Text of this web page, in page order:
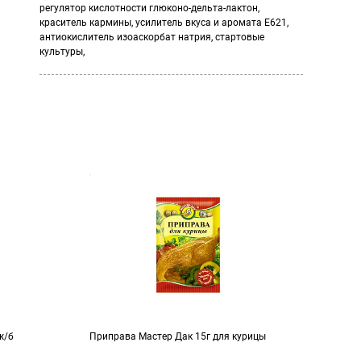
регулятор кислотности глюконо-дельта-лактон,
краситель кармины, усилитель вкуса и аромата Е621,
антиокислитель изоаскорбат натрия, стартовые
культуры,
б Приправа Мастер Дак 15г для курицы